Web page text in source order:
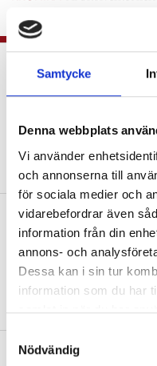
Samtycke
Denna webbplats
Vi använder
och annonserna till
för sociala medier och
vidarebefordrar även
information från din
annons- och
Dessa kan i sin tur
information som du har
samlat in när du har
S
Nödvändig
Uppgifter i matteböcker
exkluderar elever
Exit tickets i
och lärare
PRAKTISKA TIPS”Eleverna
sina kunskaper samtidigt
Betygen i matte